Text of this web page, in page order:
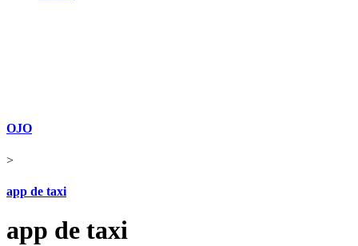
OJO
>
app de taxi
app de taxi